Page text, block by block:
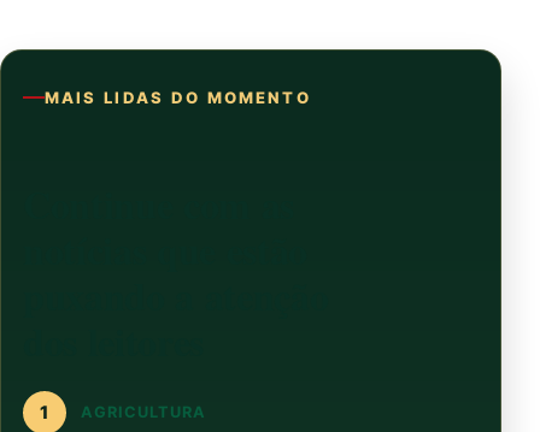
MAIS LIDAS DO MOMENTO
1 AGRICULTURA